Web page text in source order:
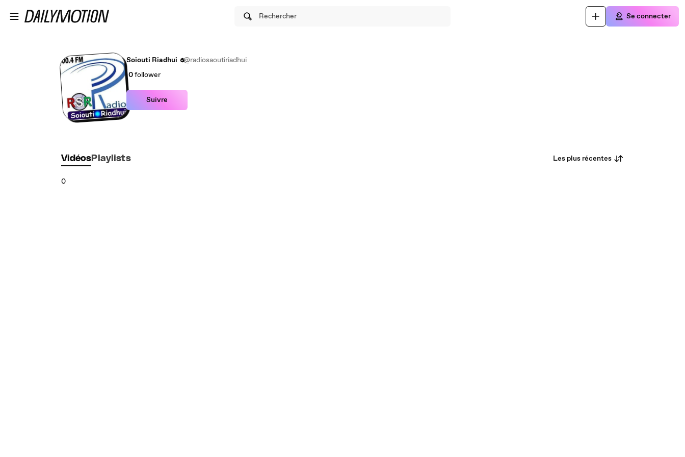
Rechercher Se connecter
Soiouti Riadhui
@radiosaoutiriadhui
0follower
Suivre
Vidéos Playlists Les plus récentes
0